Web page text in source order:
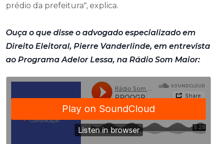
prédio da prefeitura", explica.
Ouça o que disse o advogado especializado em
Direito Eleitoral, Pierre Vanderlinde, em entrevista
ao Programa Adelor Lessa, na Rádio Som Maior: